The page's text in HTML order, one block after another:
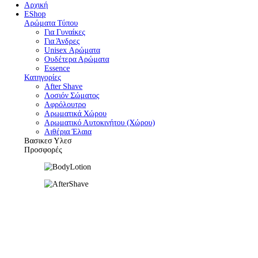
Αρχική
EShop
Αρώματα Τύπου
Για Γυναίκες
Για Άνδρες
Unisex Αρώματα
Ουδέτερα Αρώματα
Essence
Κατηγορίες
After Shave
Λοσιόν Σώματος
Αφρόλουτρο
Αρωματικά Χώρου
Αρωματικό Αυτοκινήτου (Χώρου)
Αιθέρια Έλαια
Βασικεσ Υλεσ
Προσφορές